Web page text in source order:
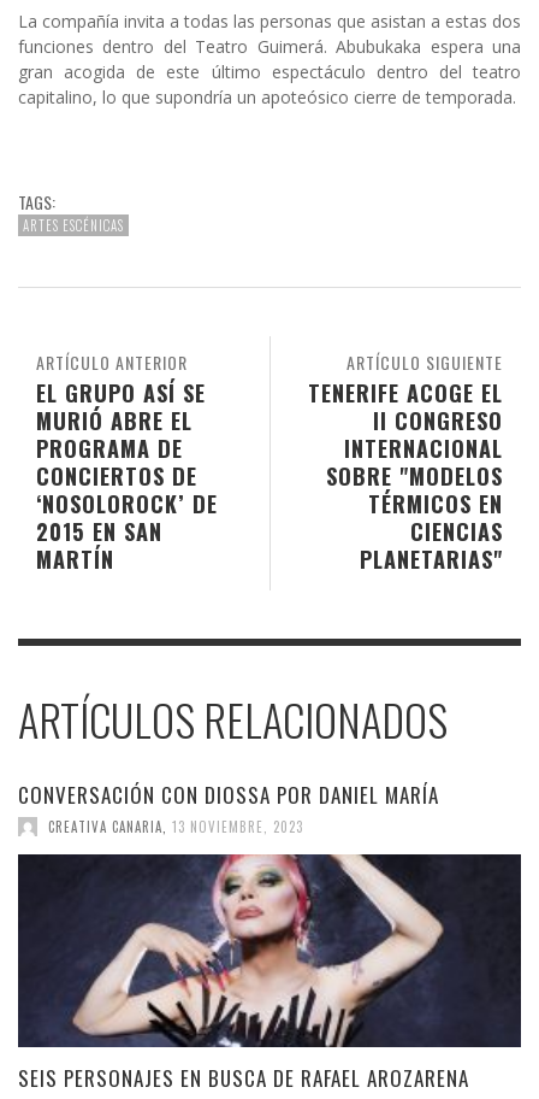
La compañía invita a todas las personas que asistan a estas dos
funciones dentro del Teatro Guimerá. Abubukaka espera una
gran acogida de este último espectáculo dentro del teatro
capitalino, lo que supondría un apoteósico cierre de temporada.
TAGS:
ARTES ESCÉNICAS
ARTÍCULO SIGUIENTE
TENERIFE ACOGE EL
II CONGRESO
INTERNACIONAL
SOBRE "MODELOS
TÉRMICOS EN
CIENCIAS
PLANETARIAS"
ARTÍCULO ANTERIOR
EL GRUPO ASÍ SE
MURIÓ ABRE EL
PROGRAMA DE
CONCIERTOS DE
‘NOSOLOROCK’ DE
2015 EN SAN
MARTÍN
ARTÍCULOS RELACIONADOS
CONVERSACIÓN CON DIOSSA POR DANIEL MARÍA
CREATIVA CANARIA, 13 NOVIEMBRE, 2023
SEIS PERSONAJES EN BUSCA DE RAFAEL AROZARENA